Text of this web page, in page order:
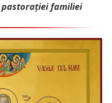
pastorației familiei